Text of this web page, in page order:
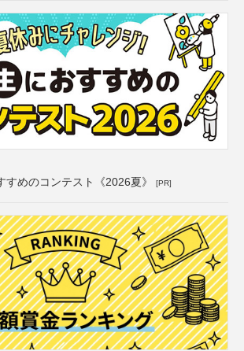
すめのコンテスト《2026夏》 [PR]